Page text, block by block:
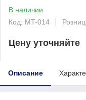
В наличии
Код: MT-014
Цену уточняйте
Описание